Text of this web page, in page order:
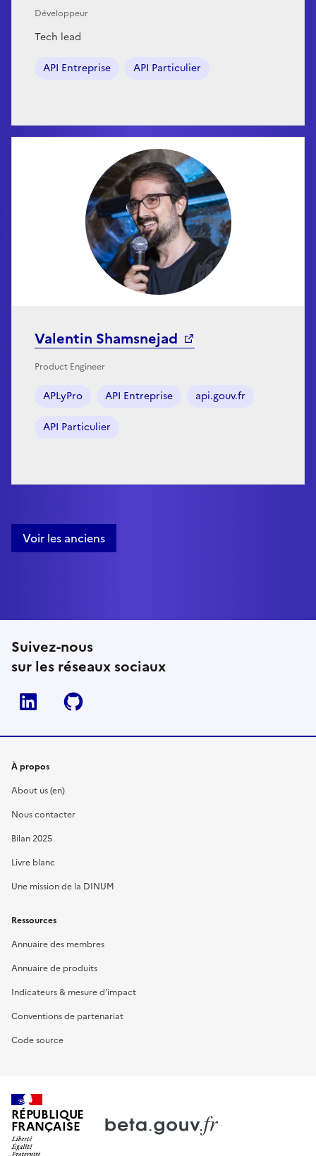
Développeur
Tech lead
API Entreprise API Particulier
Valentin Shamsnejad
Product Engineer
APLyPro API Entreprise api.gouv.fr
API Particulier
Voir les anciens
Suivez-nous
sur les réseaux sociaux
Linkedin
À propos
About us (en)
Nous contacter
Bilan 2025
Livre blanc
Une mission de la DINUM
Ressources
Annuaire des membres
Annuaire de produits
Indicateurs & mesure d'impact
Conventions de partenariat
Code source
RÉPUBLIQUE
FRANÇAISE